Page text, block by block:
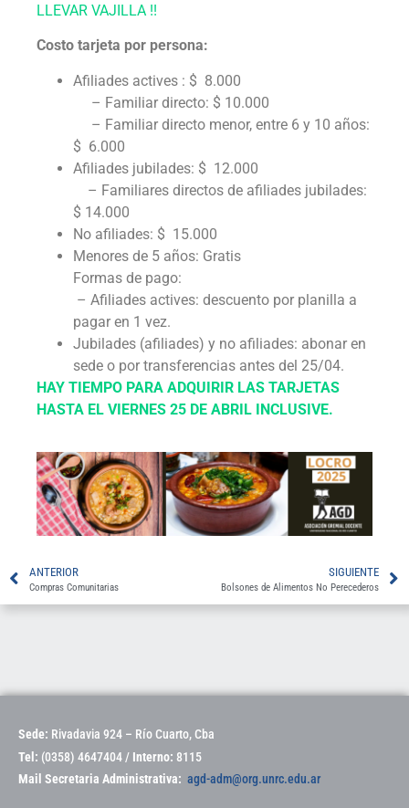
LLEVAR VAJILLA !!
Costo tarjeta por persona:
Afiliades actives : $ 8.000
– Familiar directo: $ 10.000
– Familiar directo menor, entre 6 y 10 años:
$ 6.000
Afiliades jubilades: $ 12.000
– Familiares directos de afiliades jubilades:
$ 14.000
No afiliades: $ 15.000
Menores de 5 años: Gratis
Formas de pago:
– Afiliades actives: descuento por planilla a
pagar en 1 vez.
Jubilades (afiliades) y no afiliades: abonar en
sede o por transferencias antes del 25/04.
HAY TIEMPO PARA ADQUIRIR LAS TARJETAS
HASTA EL VIERNES 25 DE ABRIL INCLUSIVE.
ANTERIOR
Compras Comunitarias
SIGUIENTE
Bolsones de Alimentos No Perecederos
Sede: Rivadavia 924 – Río Cuarto, Cba
Tel: (0358) 4647404 / Interno: 8115
Mail Secretaria Administrativa: agd-adm@org.unrc.edu.ar